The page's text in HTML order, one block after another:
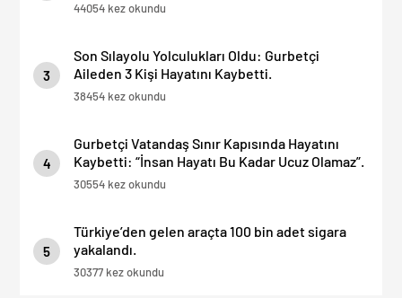
44054 kez okundu
3
Son Sılayolu Yolculukları Oldu: Gurbetçi
Aileden 3 Kişi Hayatını Kaybetti.
38454 kez okundu
4
Gurbetçi Vatandaş Sınır Kapısında Hayatını
Kaybetti: “İnsan Hayatı Bu Kadar Ucuz Olamaz”.
30554 kez okundu
5
Türkiye’den gelen araçta 100 bin adet sigara
yakalandı.
30377 kez okundu